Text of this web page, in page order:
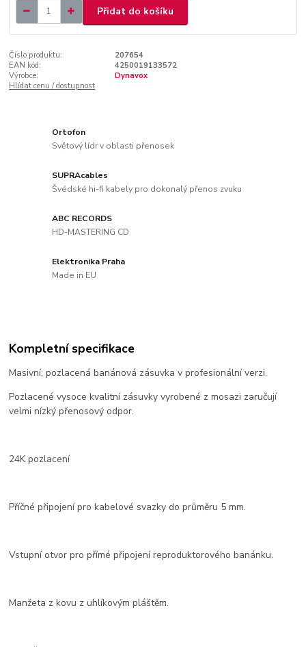
Přidat do košíku
Číslo produktu:
207654
EAN kód:
4250019133572
Výrobce:
Dynavox
Hlídat cenu / dostupnost
Ortofon
Světový lídr v oblasti přenosek
SUPRAcables
Švédské hi-fi kabely pro dokonalý přenos zvuku
ABC RECORDS
HD-MASTERING CD
Elektronika Praha
Made in EU
Kompletní specifikace
Masivní, pozlacená banánová zásuvka v profesionální verzi.
Pozlacené vysoce kvalitní zásuvky vyrobené z mosazi zaručují
velmi nízký přenosový odpor.
24K pozlacení
Příčné připojení pro kabelové svazky do průměru 5 mm.
Vstupní otvor pro přímé připojení reproduktorového banánku.
Manžeta z kovu z uhlíkovým pláštěm.